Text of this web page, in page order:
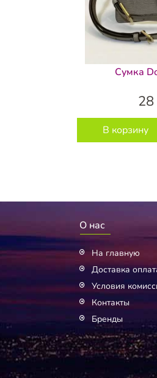
Сумка
В корзину
О нас
На главную
Доставка
Условия
Контакты
Бренды